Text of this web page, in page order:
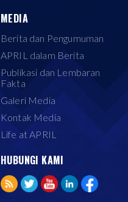
MEDIA
Berita dan Pengumuman
APRIL dalam Berita
Publikasi dan Lembaran
Fakta
Galeri Media
Kontak Media
Life at APRIL
HUBUNGI KAMI